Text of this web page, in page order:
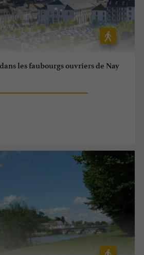
les faubourgs ouvriers de Nay